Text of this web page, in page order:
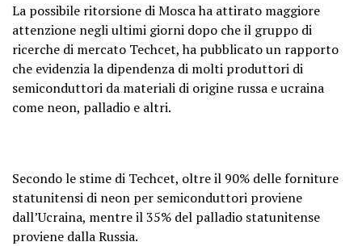
La possibile ritorsione di Mosca ha attirato maggiore
attenzione negli ultimi giorni dopo che il gruppo di
ricerche di mercato Techcet, ha pubblicato un rapporto
che evidenzia la dipendenza di molti produttori di
semiconduttori da materiali di origine russa e ucraina
come neon, palladio e altri.
Secondo le stime di Techcet, oltre il 90% delle forniture
statunitensi di neon per semiconduttori proviene
dall’Ucraina, mentre il 35% del palladio statunitense
proviene dalla Russia.